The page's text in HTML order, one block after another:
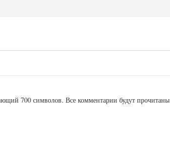
700 символов. Все комментарии будут прочитаны